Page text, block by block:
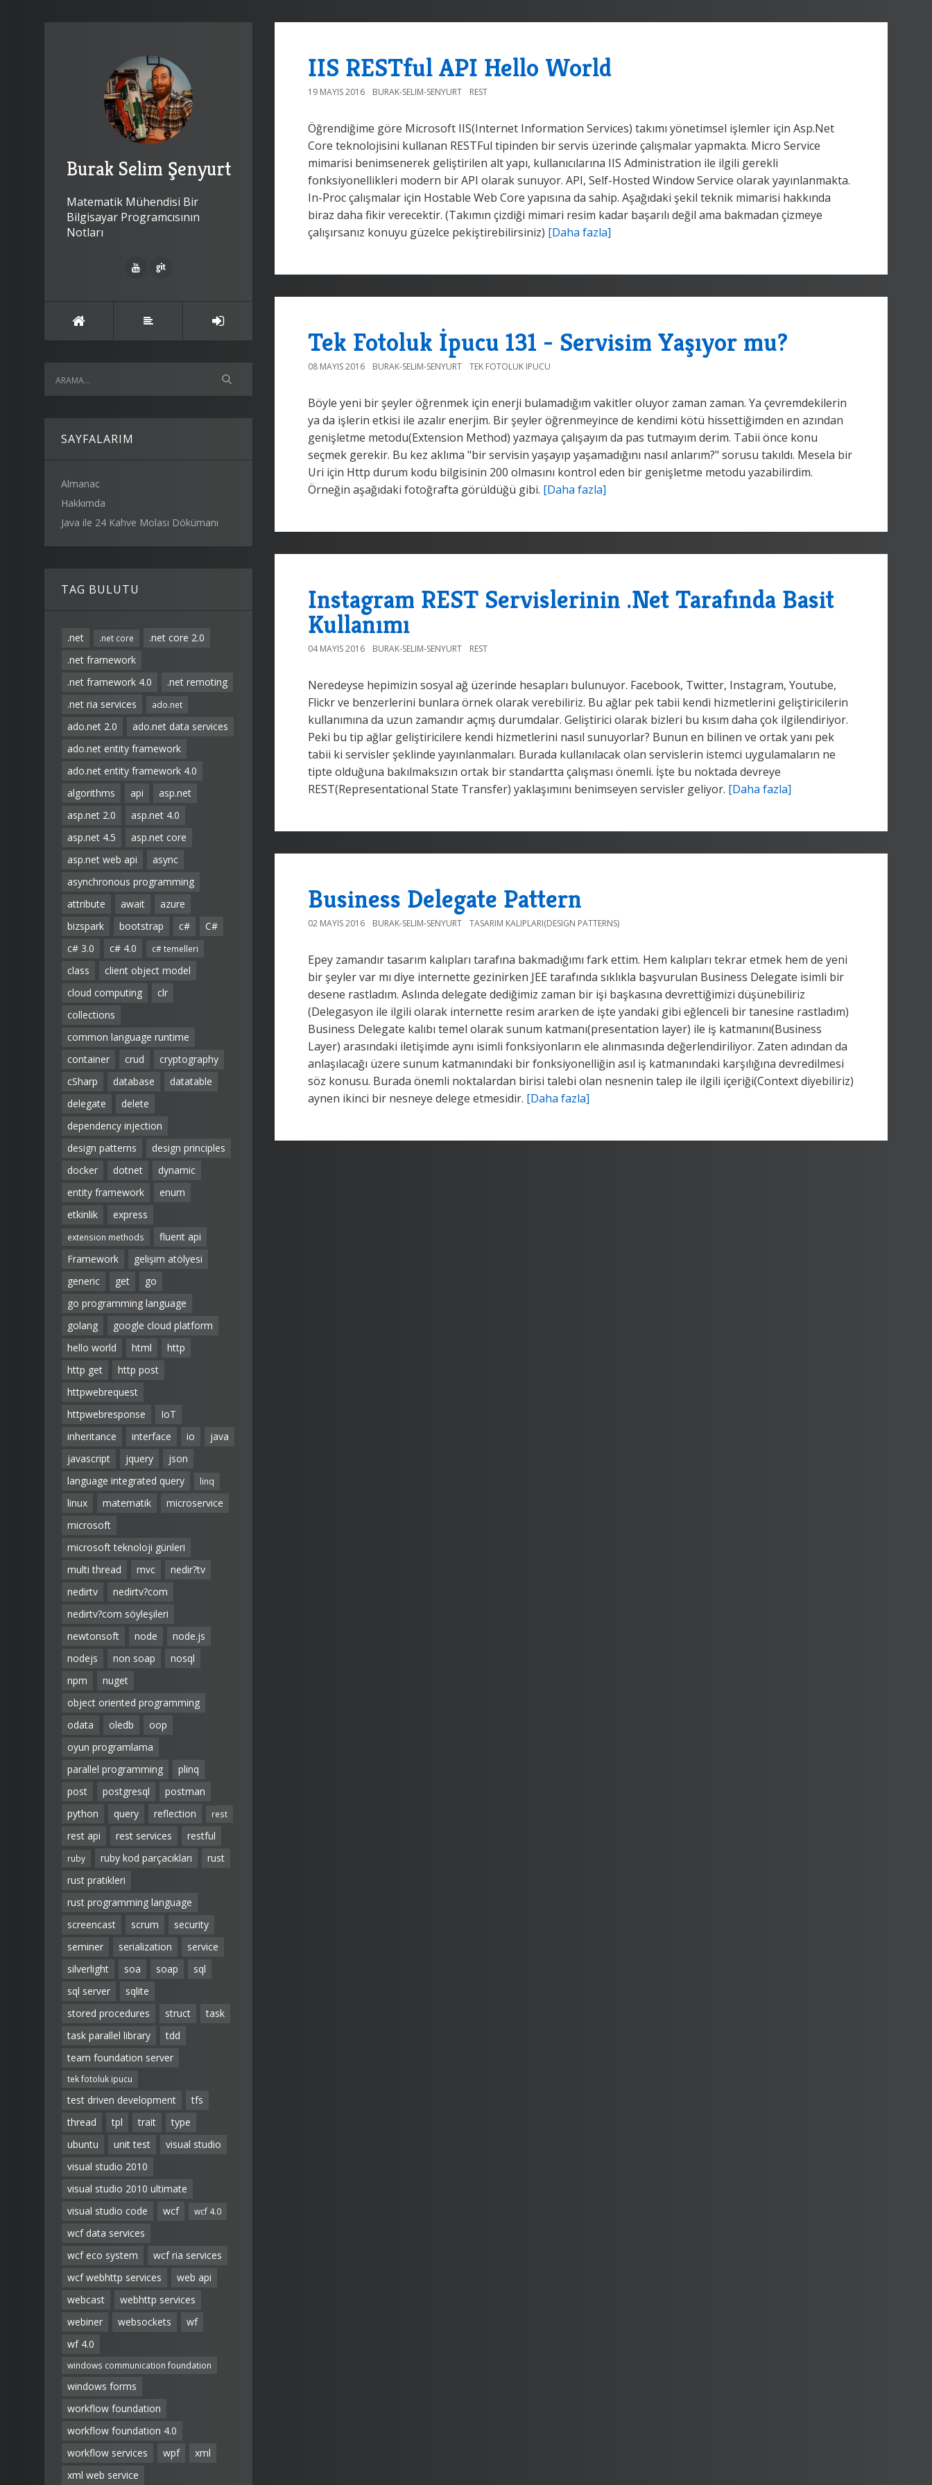
Burak Selim Şenyurt
Matematik Mühendisi Bir
Bilgisayar Programcısının
Notları
SAYFALARIM
Almanac
Hakkımda
Java ile 24 Kahve Molası Dökümanı
TAG BULUTU
.net .net core
.net core 2.0
.net framework
.net framework 4.0
.net remoting
.net ria services
ado.net
ado.net 2.0
ado.net data services
ado.net entity framework
ado.net entity framework 4.0
algorithms
api
asp.net
asp.net 2.0
asp.net 4.0
asp.net 4.5
asp.net core
asp.net web api
async
asynchronous programming
attribute
await
azure
bizspark
bootstrap c#
C#
c# 3.0
c# 4.0 c# temelleri
class
client object model
cloud computing
clr
collections
common language runtime
container
crud
cryptography
cSharp
database
datatable
delegate
delete
dependency injection
design patterns
design principles
docker
dotnet
dynamic
entity framework
enum
etkinlik
express
extension methods
fluent api
Framework
gelişim atölyesi
generic
get
go
go programming language
golang
google cloud platform
hello world
html
http
http get
http post
httpwebrequest
httpwebresponse
IoT
inheritance
interface io
java
javascript
jquery
json
language integrated query
linq
linux matematik
microservice
microsoft
microsoft teknoloji günleri
multi thread
mvc
nedir?tv
nedirtv
nedirtv?com
nedirtv?com söyleşileri
newtonsoft
node
node.js
nodejs
non soap
nosql
npm
nuget
object oriented programming
odata
oledb
oop
oyun programlama
parallel programming
plinq
post
postgresql
postman
python
query reflection rest
rest api rest services restful
ruby ruby kod parçacıkları
rust
rust pratikleri
rust programming language
screencast
scrum
security
seminer
serialization
service
silverlight
soa soap
sql
sql server
sqlite
stored procedures
struct
task
task parallel library
tdd
team foundation server
tek fotoluk ipucu
test driven development
tfs
thread
tpl trait
type
ubuntu
unit test
visual studio
visual studio 2010
visual studio 2010 ultimate
visual studio code
wcf wcf 4.0
wcf data services
wcf eco system
wcf ria services
wcf webhttp services
web api
webcast
webhttp services
webiner
websockets
wf
wf 4.0
windows communication foundation
windows forms
workflow foundation
workflow foundation 4.0
workflow services
wpf
xml
xml web service
IIS RESTful API Hello World
19 MAYIS 2016 BURAK-SELIM-SENYURT REST
Öğrendiğime göre Microsoft IIS(Internet Information Services) takımı yönetimsel işlemler için Asp.Net
Core teknolojisini kullanan RESTFul tipinden bir servis üzerinde çalışmalar yapmakta. Micro Service
mimarisi benimsenerek geliştirilen alt yapı, kullanıcılarına IIS Administration ile ilgili gerekli
fonksiyonellikleri modern bir API olarak sunuyor. API, Self-Hosted Window Service olarak yayınlanmakta.
In-Proc çalışmalar için Hostable Web Core yapısına da sahip. Aşağıdaki şekil teknik mimarisi hakkında
biraz daha fikir verecektir. (Takımın çizdiği mimari resim kadar başarılı değil ama bakmadan çizmeye
çalışırsanız konuyu güzelce pekiştirebilirsiniz) [Daha fazla]
Tek Fotoluk İpucu 131 - Servisim Yaşıyor mu?
08 MAYIS 2016 BURAK-SELIM-SENYURT TEK FOTOLUK IPUCU
Böyle yeni bir şeyler öğrenmek için enerji bulamadığım vakitler oluyor zaman zaman. Ya çevremdekilerin
ya da işlerin etkisi ile azalır enerjim. Bir şeyler öğrenmeyince de kendimi kötü hissettiğimden en azından
genişletme metodu(Extension Method) yazmaya çalışayım da pas tutmayım derim. Tabii önce konu
seçmek gerekir. Bu kez aklıma "bir servisin yaşayıp yaşamadığını nasıl anlarım?" sorusu takıldı. Mesela bir
Uri için Http durum kodu bilgisinin 200 olmasını kontrol eden bir genişletme metodu yazabilirdim.
Örneğin aşağıdaki fotoğrafta görüldüğü gibi. [Daha fazla]
Instagram REST Servislerinin .Net Tarafında Basit
Kullanımı
04 MAYIS 2016 BURAK-SELIM-SENYURT REST
Neredeyse hepimizin sosyal ağ üzerinde hesapları bulunuyor. Facebook, Twitter, Instagram, Youtube,
Flickr ve benzerlerini bunlara örnek olarak verebiliriz. Bu ağlar pek tabii kendi hizmetlerini geliştiricilerin
kullanımına da uzun zamandır açmış durumdalar. Geliştirici olarak bizleri bu kısım daha çok ilgilendiriyor.
Peki bu tip ağlar geliştiricilere kendi hizmetlerini nasıl sunuyorlar? Bunun en bilinen ve ortak yanı pek
tabii ki servisler şeklinde yayınlanmaları. Burada kullanılacak olan servislerin istemci uygulamaların ne
tipte olduğuna bakılmaksızın ortak bir standartta çalışması önemli. İşte bu noktada devreye
REST(Representational State Transfer) yaklaşımını benimseyen servisler geliyor. [Daha fazla]
Business Delegate Pattern
02 MAYIS 2016 BURAK-SELIM-SENYURT TASARIM KALIPLARI(DESIGN PATTERNS)
Epey zamandır tasarım kalıpları tarafına bakmadığımı fark ettim. Hem kalıpları tekrar etmek hem de yeni
bir şeyler var mı diye internette gezinirken JEE tarafında sıklıkla başvurulan Business Delegate isimli bir
desene rastladım. Aslında delegate dediğimiz zaman bir işi başkasına devrettiğimizi düşünebiliriz
(Delegasyon ile ilgili olarak internette resim ararken de işte yandaki gibi eğlenceli bir tanesine rastladım)
Business Delegate kalıbı temel olarak sunum katmanı(presentation layer) ile iş katmanını(Business
Layer) arasındaki iletişimde aynı isimli fonksiyonların ele alınmasında değerlendiriliyor. Zaten adından da
anlaşılacağı üzere sunum katmanındaki bir fonksiyonelliğin asıl iş katmanındaki karşılığına devredilmesi
söz konusu. Burada önemli noktalardan birisi talebi olan nesnenin talep ile ilgili içeriği(Context diyebiliriz)
aynen ikinci bir nesneye delege etmesidir. [Daha fazla]